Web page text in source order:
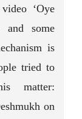
‘Oye
and some
is
tried to
matter:
on